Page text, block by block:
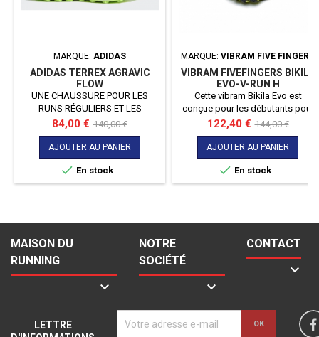
MARQUE: ADIDAS
ADIDAS TERREX AGRAVIC
FLOW
UNE CHAUSSURE POUR LES
RUNS RÉGULIERS ET LES
LONGUES DISTANCES SUR LE
BITUME OU LE TRAIL. Trouve ton
rythme avec cette chaussure de
trail. Conçue pour garantir une
foulée souple sur tout type de
surface, elle présente un design
intermédiaire Boost assure un
retour d'énergie infini. Le design...
Prix
84,00 € Prix
de
base
140,00 €
AJOUTER AU PANIER
 En stock
MARQUE: VIBRAM FIVE FINGERS
VIBRAM FIVEFINGERS BIKILA
EVO-V-RUN H
Cette vibram Bikila Evo est
conçue pour les débutants pour
s'habituer et effectuer une
transition avec une chaussure
légèrement plus tolérante. Poids
de 145g pour un 45
Prix
122,40 € Prix
de
base
144,00 €
AJOUTER AU PANIER
 En stock
MAISON DU
RUNNING

NOTRE
SOCIÉTÉ

CONTACT

LETTRE